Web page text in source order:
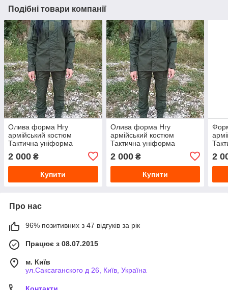
Подібні товари компанії
Олива форма Нгу
армійський костюм
Тактична уніформа
нацгвардії штани-катабель
куртка польова 52-54/5-6
2 000 ₴
Купити
Олива форма Нгу
армійський костюм
Тактична уніформа
нацгвардії штани-катабель
куртка польова 44-46/3-4
2 000₴
Купити
44,
2
Про нас
96% позитивних з 47 відгуків за рік
Працює з 08.07.2015
м. Київ
ул.Саксаганского д 26, Київ, Україна